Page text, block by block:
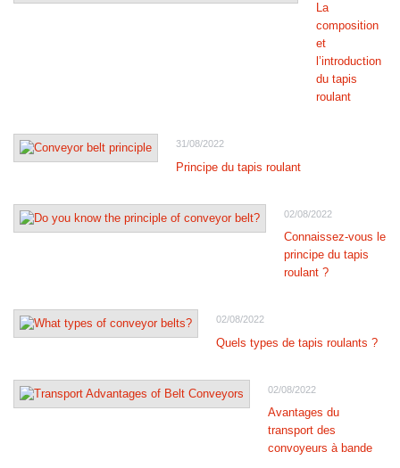
La
composition
et
l’introduction
du tapis
roulant
31/08/2022
Principe du tapis roulant
02/08/2022
Connaissez-vous le
principe du tapis
roulant ?
02/08/2022
Quels types de tapis roulants ?
02/08/2022
Avantages du
transport des
convoyeurs à bande